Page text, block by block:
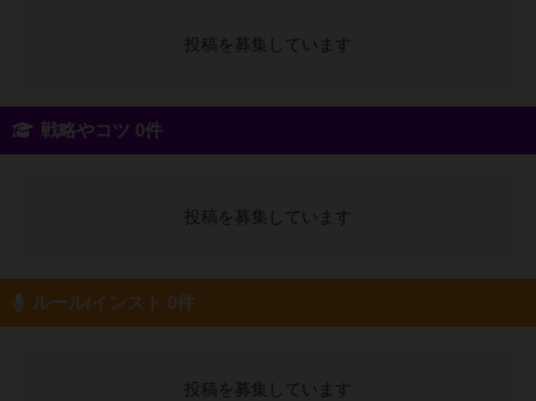
投稿を募集しています
戦略やコツ 0件
投稿を募集しています
ルール/インスト 0件
投稿を募集しています